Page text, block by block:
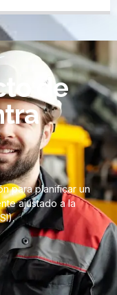
de
para planificar un
ajustado a la